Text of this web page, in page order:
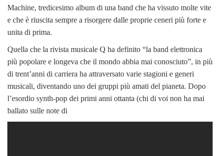
Machine, tredicesimo album di una band che ha vissuto molte vite
e che è riuscita sempre a risorgere dalle proprie ceneri più forte e
unita di prima.
Quella che la rivista musicale Q ha definito “la band elettronica
più popolare e longeva che il mondo abbia mai conosciuto”, in più
di trent’anni di carriera ha attraversato varie stagioni e generi
musicali, diventando uno dei gruppi più amati del pianeta. Dopo
l’esordio synth-pop dei primi anni ottanta (chi di voi non ha mai
ballato sulle note di